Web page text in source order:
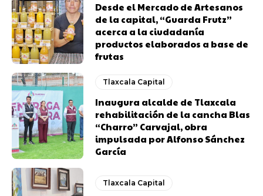
Desde el Mercado de Artesanos
de la capital, “Guarda Frutz”
acerca a la ciudadanía
productos elaborados a base de
frutas
Tlaxcala Capital
Inaugura alcalde de Tlaxcala
rehabilitación de la cancha Blas
“Charro” Carvajal, obra
impulsada por Alfonso Sánchez
García
Tlaxcala Capital